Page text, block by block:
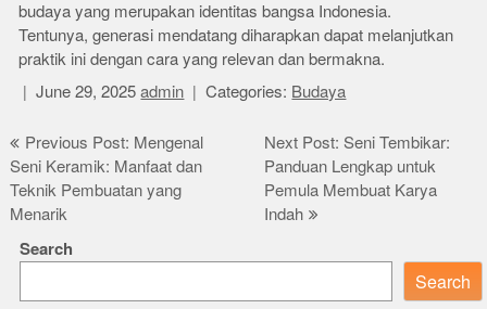
budaya yang merupakan identitas bangsa Indonesia.
Tentunya, generasi mendatang diharapkan dapat melanjutkan
praktik ini dengan cara yang relevan dan bermakna.
June 29, 2025 admin Categories: Budaya
Post
navigation
Previous Post: Mengenal
Seni Keramik: Manfaat dan
Teknik Pembuatan yang
Menarik
Next Post: Seni Tembikar:
Panduan Lengkap untuk
Pemula Membuat Karya
Indah
Search
Search